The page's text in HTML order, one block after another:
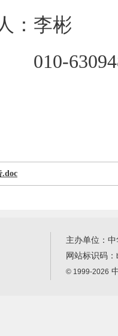
：李彬
.doc
主办单位：
网站标识码：
© 1999-2026